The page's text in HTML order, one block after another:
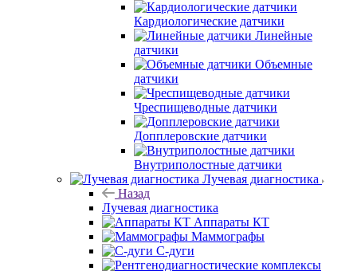
Кардиологические датчики
Линейные
датчики
Объемные
датчики
Чреспищеводные датчики
Допплеровские датчики
Внутриполостные датчики
Лучевая диагностика
Назад
Лучевая диагностика
Аппараты КТ
Маммографы
С-дуги